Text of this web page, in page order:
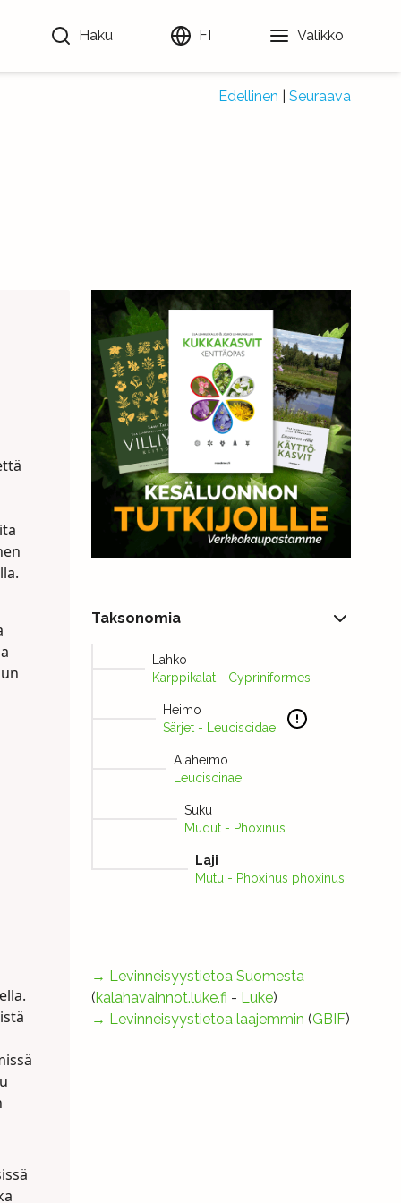
Haku FI Valikko
Edellinen Seuraava
Taksonomia
Lahko
Karppikalat - Cypriniformes
Heimo
Särjet - Leuciscidae
Alaheimo
Leuciscinae
Suku
Mudut - Phoxinus
Laji
Mutu - Phoxinus phoxinus
→ Levinneisyystietoa Suomesta
(kalahavainnot.luke.fi - Luke)
→ Levinneisyystietoa laajemmin (GBIF)